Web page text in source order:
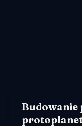
Budowanie